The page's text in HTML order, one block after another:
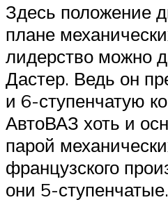
Здесь положение
плане
лидерство можно
Дастер. Ведь он
и 6-ступенчатую
АвтоВАЗ хоть и
парой
французского
они 5-ступенчатые.